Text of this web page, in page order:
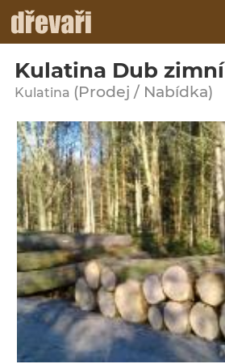
Kulatina Dub zimní
Kulatina (Prodej / Nabídka)